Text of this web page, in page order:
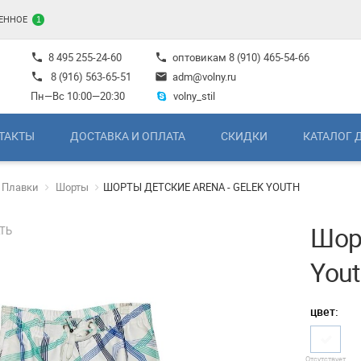
1
phone 8 495 255-24-60
phone
8 (916) 563-65-51
Пн—Вс 10:00—20:30
phone оптовикам 8 (910) 465-54-66
mail adm@volny.ru
volny_stil
ДОСТАВКА И ОПЛАТА СКИДКИ КАТАЛОГ
Плавки Шорты ШОРТЫ ДЕТСКИЕ ARENA - GELEK YOUTH
цвет: